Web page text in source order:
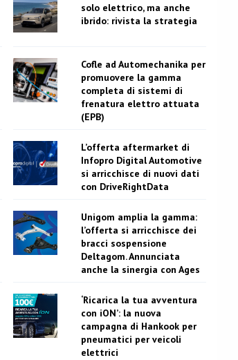
solo elettrico, ma anche
ibrido: rivista la strategia
Cofle ad Automechanika per
promuovere la gamma
completa di sistemi di
frenatura elettro attuata
(EPB)
L’offerta aftermarket di
Infopro Digital Automotive
si arricchisce di nuovi dati
con DriveRightData
Unigom amplia la gamma:
l’offerta si arricchisce dei
bracci sospensione
Deltagom. Annunciata
anche la sinergia con Ages
‘Ricarica la tua avventura
con iON’: la nuova
campagna di Hankook per
pneumatici per veicoli
elettrici